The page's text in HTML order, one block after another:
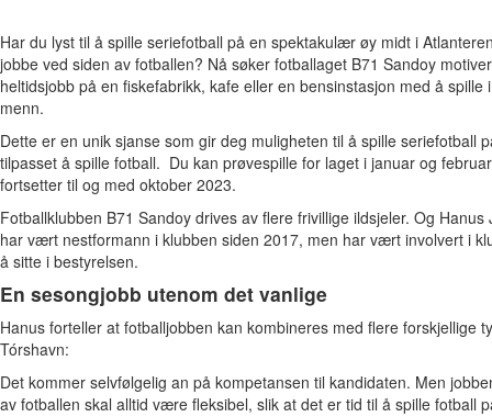
Har du lyst til å spille seriefotball på en spektakulær øy midt i
jobbe ved siden av fotballen? Nå søker fotballaget B71 Sandoy
heltidsjobb på en fiskefabrikk, kafe eller en bensinstasjon med å
menn.
Dette er en unik sjanse som gir deg muligheten til å spille seriefotball
tilpasset å spille fotball. Du kan prøvespille for laget i januar og
fortsetter til og med oktober 2023.
Fotballklubben B71 Sandoy drives av flere frivillige ildsjeler. Og
har vært nestformann i klubben siden 2017, men har vært involvert i
å sitte i bestyrelsen.
En sesongjobb utenom det vanlige
Hanus forteller at fotballjobben kan kombineres med flere forskjellige
Tórshavn:
Det kommer selvfølgelig an på kompetansen til kandidaten. Men
av fotballen skal alltid være fleksibel, slik at det er tid til å spille fotball